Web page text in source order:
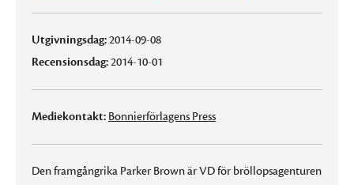
Utgivningsdag:2014-09-08
Recensionsdag:2014-10-01
Mediekontakt: Bonnierförlagens Press
Den framgångrika Parker Brown är VD för bröllopsagenturen